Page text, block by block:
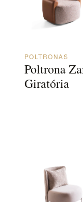
POLTRONAS
Poltrona
Giratória